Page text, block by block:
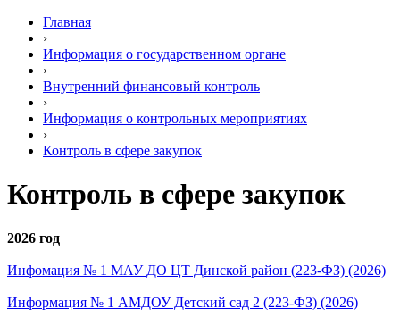
Главная
›
Информация о государственном органе
›
Внутренний финансовый контроль
›
Информация о контрольных мероприятиях
›
Контроль в сфере закупок
Контроль в сфере закупок
2026 год
Инфомация № 1 МАУ ДО ЦТ Динской район (223-ФЗ) (2026)
Информация № 1 АМДОУ Детский сад 2 (223-ФЗ) (2026)